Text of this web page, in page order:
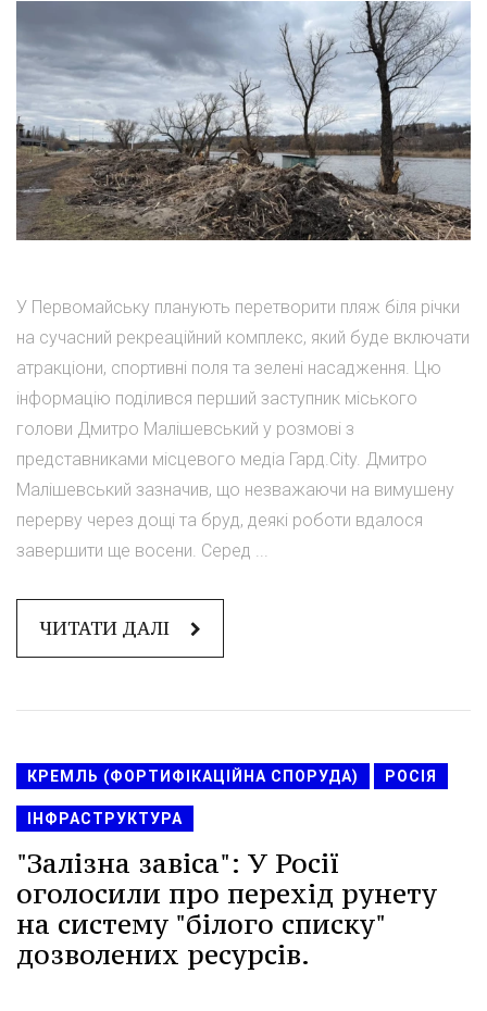
У Первомайську планують перетворити пляж біля річки
на сучасний рекреаційний комплекс, який буде включати
атракціони, спортивні поля та зелені насадження. Цю
інформацію поділився перший заступник міського
голови Дмитро Малішевський у розмові з
представниками місцевого медіа Гард.City. Дмитро
Малішевський зазначив, що незважаючи на вимушену
перерву через дощі та бруд, деякі роботи вдалося
завершити ще восени. Серед ...
ЧИТАТИ ДАЛІ
КРЕМЛЬ (ФОРТИФІКАЦІЙНА СПОРУДА) РОСІЯ
ІНФРАСТРУКТУРА
"Залізна завіса": У Росії
оголосили про перехід рунету
на систему "білого списку"
дозволених ресурсів.